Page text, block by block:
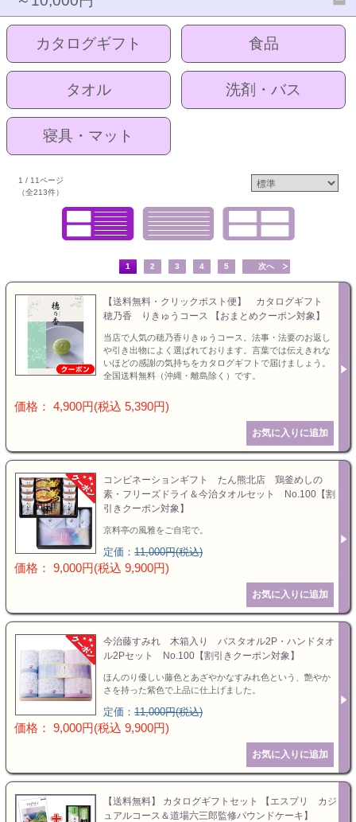
カタログギフト
タオル
寝具・マット
食品
洗剤・バス
1 / 11ページ
（全213件）
1 2 3 4 5 次へ
【送料無料・クリックポスト便】 カタログギフト
穂乃香 りきゅうコース 【おまとめクーポン対象】
当店で人気の穂乃香りきゅうコース。法事・法要のお返し
や引き出物によく選ばれております。言葉では伝えきれな
いほどの感謝の気持ちをカタログギフトで届けましょう。
全国送料無料（沖縄・離島除く）です。
価格： 4,900円(税込 5,390円)
コンビネーションギフト たん熊北店 鶏釜めしの
素・フリーズドライ＆今治タオルセット No.100【割
引きクーポン対象】
京料亭の風雅をご自宅で。
定価： 11,000円(税込)
価格： 9,000円(税込 9,900円)
今治藤すみれ 木箱入り バスタオル2P・ハンドタオ
ル2Pセット No.100【割引きクーポン対象】
ほんのり優しい藤色とあざやかなすみれ色という、艶やか
さを持った紫色で上品に仕上げました。
定価： 11,000円(税込)
価格： 9,000円(税込 9,900円)
【送料無料】 カタログギフトセット 【エスプリ カジ
ュアルコース＆道場六三郎監修パウンドケーキ】